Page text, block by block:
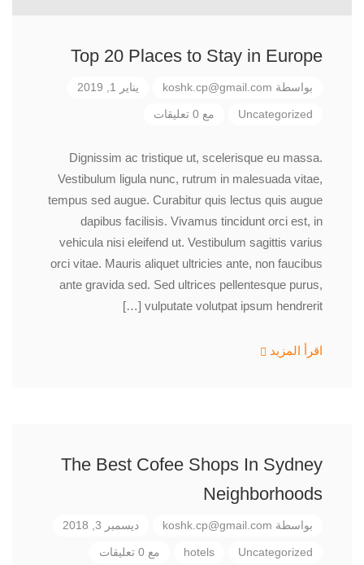
Top 20 Places to Stay in Europe
بواسطة koshk.cp@gmail.com يناير 1, 2019
Uncategorized مع 0 تعليقات
Dignissim ac tristique ut, scelerisque eu massa.
Vestibulum ligula nunc, rutrum in malesuada vitae,
tempus sed augue. Curabitur quis lectus quis augue
dapibus facilisis. Vivamus tincidunt orci est, in
vehicula nisi eleifend ut. Vestibulum sagittis varius
orci vitae. Mauris aliquet ultricies ante, non faucibus
ante gravida sed. Sed ultrices pellentesque purus,
vulputate volutpat ipsum hendrerit […]
اقرأ المزيد
The Best Cofee Shops In Sydney
Neighborhoods
بواسطة koshk.cp@gmail.com ديسمبر 3, 2018
Uncategorized
hotels مع 0 تعليقات